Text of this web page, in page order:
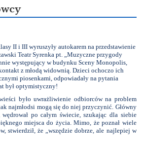
II i III wyruszyły autokarem na przedstawienie
Teatr Syrenka pt. „Muzyczne przygody
występujący w budynku Sceny Monopolis,
z młodą widownią. Dzieci ochoczo ich
piosenkami, odpowiadały na pytania
był optymistyczny!
było uwrażliwienie odbiorców na problem
najmłodsi mogą się do niej przyczynić. Główny
po całym świecie, szukając dla siebie
miejsca do życia. Mimo, że poznał wiele
stwierdził, że „wszędzie dobrze, ale najlepiej w